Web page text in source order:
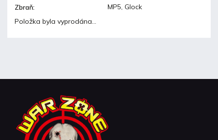
Zbraň:
MP5, Glock
Položka byla vyprodána…